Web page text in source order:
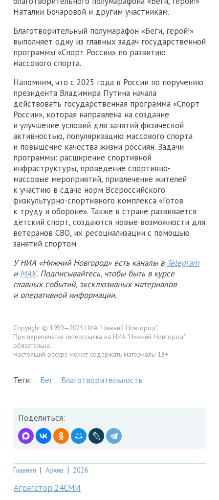
Наталии Бочаровой и другим участникам.
Благотворительный полумарафон «Беги, герой!»
выполняет одну из главных задач государственной
программы «Спорт России» по развитию
массового спорта.
Напомним, что с 2025 года в России по поручению
президента Владимира Путина начала
действовать государственная программа «Спорт
России», которая направлена на создание
и улучшение условий для занятий физической
активностью, популяризацию массового спорта
и повышение качества жизни россиян. Задачи
программы: расширение спортивной
инфраструктуры, проведение спортивно-
массовые мероприятий, привлечение жителей
к участию в сдаче норм Всероссийского
физкультурно-спортивного комплекса «Готов
к труду и обороне». Также в стране развивается
детский спорт, создаются новые возможности для
ветеранов СВО, их ресоциализации с помощью
занятий спортом.
У НИА «Нижний Новгород» есть каналы в Telegram
и MAX. Подписывайтесь, чтобы быть в курсе
главных событий, эксклюзивных материалов
и оперативной информации.
Copyright © 1999—2025 НИА "Нижний Новгород".
При перепечатке гиперссылка на НИА "Нижний Новгород"
обязательна.
Настоящий ресурс может содержать материалы 18+
Теги: Бег Благотворительность
Поделиться:
Главная | Архив | 2026
Аграгетор 24СМИ